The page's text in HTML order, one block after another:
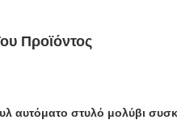
Προϊόντος
αυτόματο στυλό μολύβι